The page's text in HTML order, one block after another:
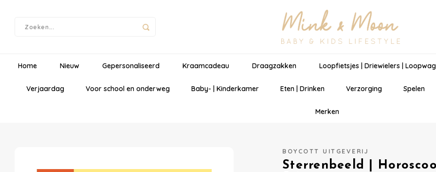
Home Nieuw Gepersonaliseerd Kraamcadeau Draagzakken Loopfietsjes | Driewielers |
Verjaardag Voor school en onderweg Baby- | Kinderkamer Eten | Drinken Verzorging Spelen
Merken
BOYCOTT UITGEVERIJ
Sterrenbeeld |